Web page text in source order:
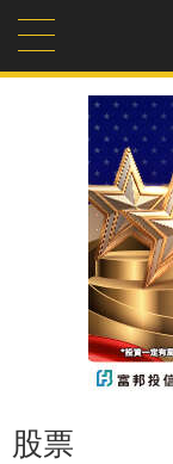
股票